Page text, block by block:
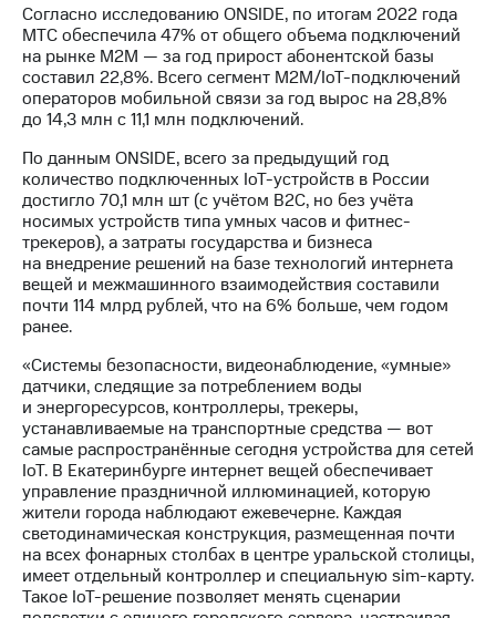
в
регионе
и акционерам
Корпоративное
управление
Корпоративный
секретарь
Раскрытие
информации
Информация
акционерам
Документы
ПАО
акционеров
Личный
кабинет
акционера
Акционерный
капитал
Контроль
и
аудит
Рынок
акций
Согласно исследованию ONSIDE, по итогам 2022 года
МТС обеспечила 47% от общего объема подключений
на рынке M2M — за год прирост абонентской базы
составил 22,8%. Всего сегмент M2M/IoT-подключений
операторов мобильной связи за год вырос на 28,8%
до 14,3 млн с 11,1 млн подключений.
По данным ONSIDE, всего за предыдущий год
количество подключенных IoT-устройств в России
достигло 70,1 млн шт (с учётом B2C, но без учёта
носимых устройств типа умных часов и фитнес-
трекеров), а затраты государства и бизнеса
на внедрение решений на базе технологий интернета
вещей и межмашинного взаимодействия составили
почти 114 млрд рублей, что на 6% больше, чем годом
ранее.
«Системы безопасности, видеонаблюдение, «умные»
датчики, следящие за потреблением воды
и энергоресурсов, контроллеры, трекеры,
устанавливаемые на транспортные средства — вот
самые распространённые сегодня устройства для сетей
IoT. В Екатеринбурге интернет вещей обеспечивает
управление праздничной иллюминацией, которую
жители города наблюдают ежевечерне. Каждая
светодинамическая конструкция, размещенная почти
на всех фонарных столбах в центре уральской столицы,
имеет отдельный контроллер и специальную sim-карту.
Такое IoT-решение позволяет менять сценарии